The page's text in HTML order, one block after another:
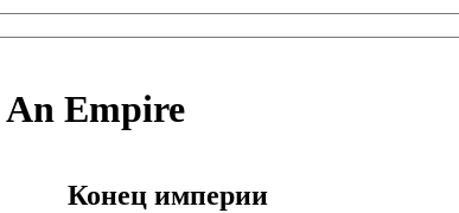
Empire
Конец империи